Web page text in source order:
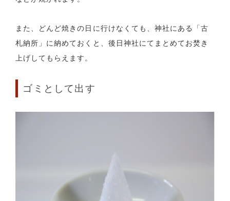
また、どんど焼きの日に行けなくても、神社にある「古
札納所」に納めておくと、後日神社にてまとめてお焚き
上げしてもらえます。
ゴミとして出す